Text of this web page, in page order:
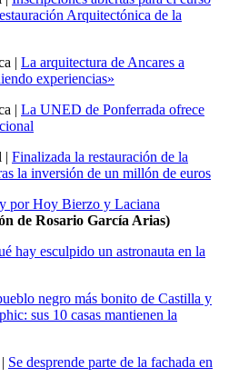
Arquitectónica de la
| La arquitectura de Ancares a
experiencias»
| La UNED de Ponferrada ofrece
| Finalizada la restauración de la
la inversión de un millón de euros
por Hoy Bierzo y Laciana
de Rosario García Arias)
hay esculpido un astronauta en la
negro más bonito de Castilla y
sus 10 casas mantienen la
Se desprende parte de la fachada en